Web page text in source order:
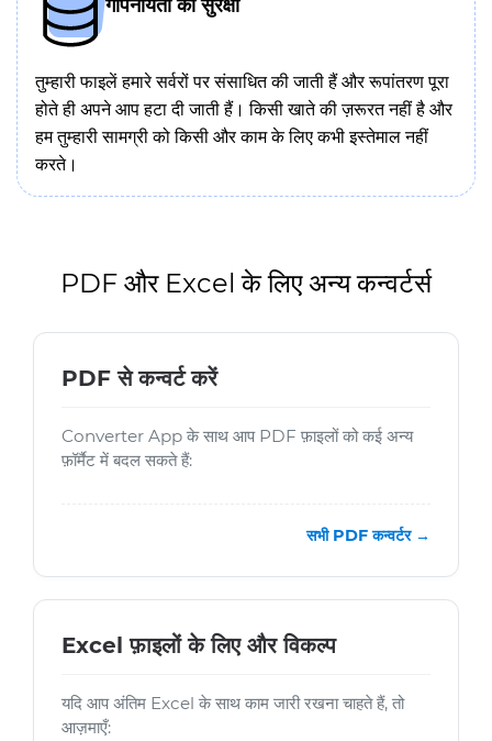
गोपनीयता की सुरक्षा
तुम्हारी फाइलें हमारे सर्वरों पर संसाधित की जाती हैं और रूपांतरण पूरा
होते ही अपने आप हटा दी जाती हैं। किसी खाते की ज़रूरत नहीं है और
हम तुम्हारी सामग्री को किसी और काम के लिए कभी इस्तेमाल नहीं
करते।
PDF और Excel के लिए अन्य कन्वर्टर्स
PDF से कन्वर्ट करें
Converter App के साथ आप PDF फ़ाइलों को कई अन्य
फ़ॉर्मैट में बदल सकते हैं:
सभी PDF कन्वर्टर →
Excel फ़ाइलों के लिए और विकल्प
यदि आप अंतिम Excel के साथ काम जारी रखना चाहते हैं, तो
आज़माएँ: